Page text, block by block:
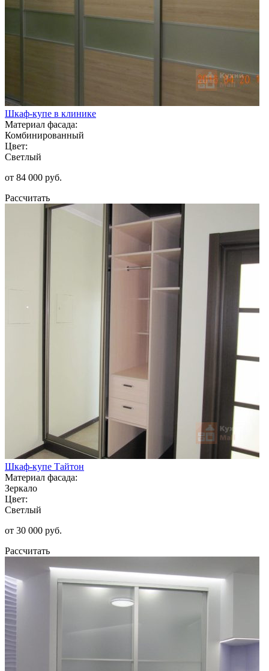
Шкаф-купе в клинике
Материал фасада:
Комбинированный
Цвет:
Светлый
от 84 000 руб.
Рассчитать
Шкаф-купе Тайтон
Материал фасада:
Зеркало
Цвет:
Светлый
от 30 000 руб.
Рассчитать